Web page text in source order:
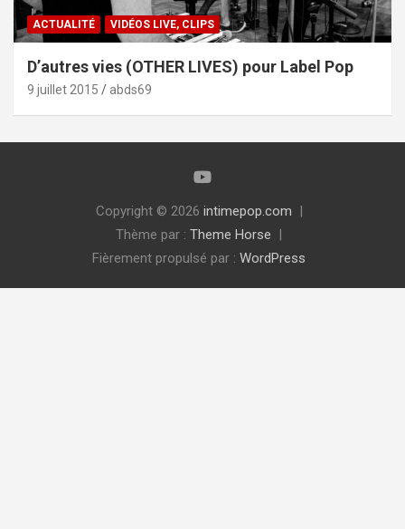
ACTUALITÉ VIDÉOS LIVE, CLIPS
D’autres vies (OTHER LIVES) pour Label Pop
9 juillet 2015 abds69
Copyright © 2026 intimepop.com
Thème par : Theme Horse
Fièrement propulsé par : WordPress